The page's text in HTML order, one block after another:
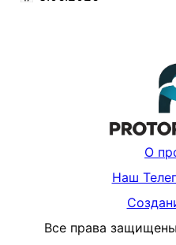
О
Наш
Все права защищены